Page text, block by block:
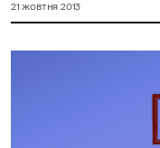
21 жовтня 2013